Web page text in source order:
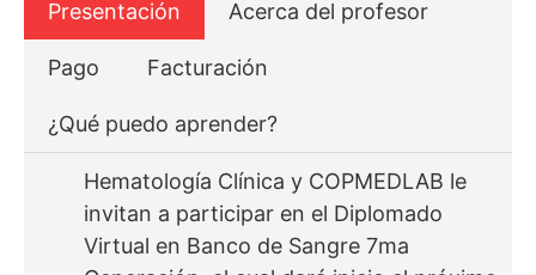
Presentación Acerca del profesor
Pago Facturación
¿Qué puedo aprender?
Hematología Clínica y COPMEDLAB le
invitan a participar en el Diplomado
Virtual en Banco de Sangre 7ma